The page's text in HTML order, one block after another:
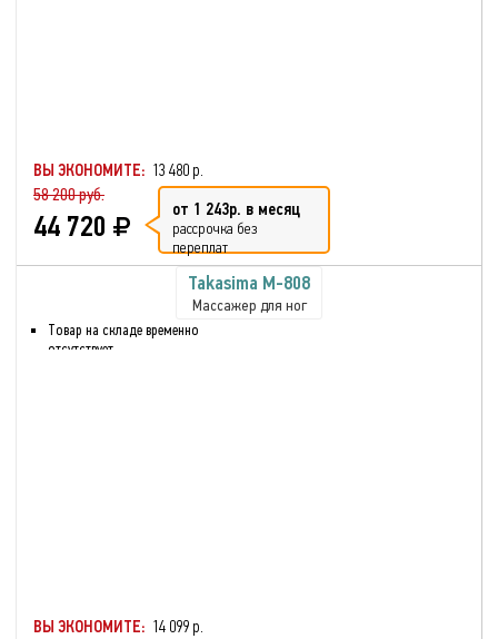
ВЫ ЭКОНОМИТЕ: 13 480 р.
58 200 руб.
44 720 от 1 243р. в месяц
рассрочка без
переплат
Takasima М-808
Массажер для ног
Товар на складе временно
отсутствует
ВЫ ЭКОНОМИТЕ: 14 099 р.